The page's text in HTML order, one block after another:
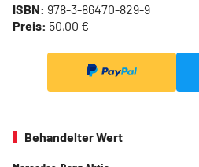
ISBN: 978-3-86470-829-9
Preis: 50,00 €
Behandelter Wert